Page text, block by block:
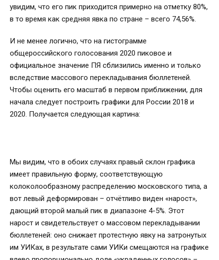
увидим, что его пик приходится примерно на отметку 80%,
в то время как средняя явка по стране – всего 74,56%.
И не менее логично, что на гистограмме
общероссийского голосования 2020 пиковое и
официальное значение ПЯ сблизились именно и только
вследствие массового перекладывания бюллетеней.
Чтобы оценить его масштаб в первом приближении, для
начала следует построить графики для России 2018 и
2020. Получается следующая картина:
Мы видим, что в обоих случаях правый склон графика
имеет правильную форму, соответствующую
колоколообразному распределению московского типа, а
вот левый деформирован – отчётливо виден «нарост»,
дающий второй малый пик в диапазоне 4-5%. Этот
нарост и свидетельствует о массовом перекладывании
бюллетеней: оно снижает протестную явку на затронутых
им УИКах, в результате сами УИКи смещаются на графике